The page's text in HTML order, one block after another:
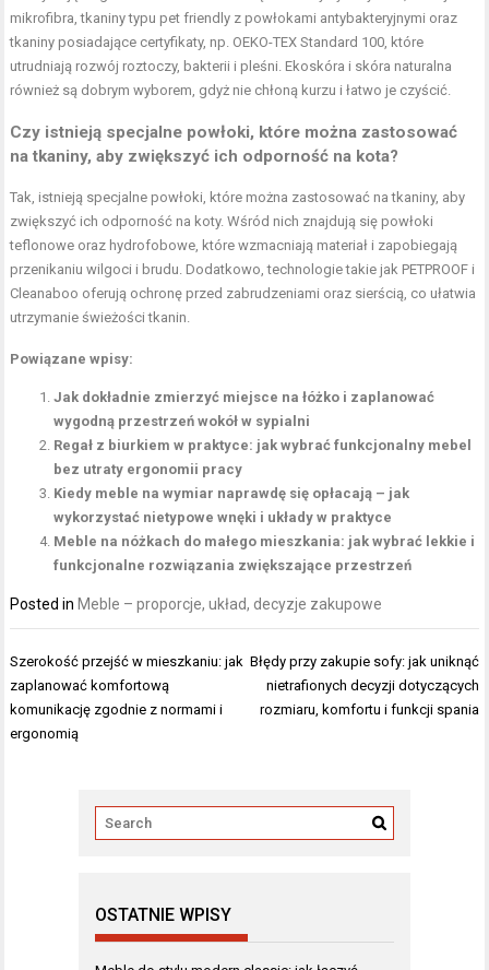
mikrofibra, tkaniny typu pet friendly z powłokami antybakteryjnymi oraz
tkaniny posiadające certyfikaty, np. OEKO-TEX Standard 100, które
utrudniają rozwój roztoczy, bakterii i pleśni. Ekoskóra i skóra naturalna
również są dobrym wyborem, gdyż nie chłoną kurzu i łatwo je czyścić.
Czy istnieją specjalne powłoki, które można zastosować
na tkaniny, aby zwiększyć ich odporność na kota?
Tak, istnieją specjalne powłoki, które można zastosować na tkaniny, aby
zwiększyć ich odporność na koty. Wśród nich znajdują się powłoki
teflonowe oraz hydrofobowe, które wzmacniają materiał i zapobiegają
przenikaniu wilgoci i brudu. Dodatkowo, technologie takie jak PETPROOF i
Cleanaboo oferują ochronę przed zabrudzeniami oraz sierścią, co ułatwia
utrzymanie świeżości tkanin.
Powiązane wpisy:
Jak dokładnie zmierzyć miejsce na łóżko i zaplanować
wygodną przestrzeń wokół w sypialni
Regał z biurkiem w praktyce: jak wybrać funkcjonalny mebel
bez utraty ergonomii pracy
Kiedy meble na wymiar naprawdę się opłacają – jak
wykorzystać nietypowe wnęki i układy w praktyce
Meble na nóżkach do małego mieszkania: jak wybrać lekkie i
funkcjonalne rozwiązania zwiększające przestrzeń
Posted in Meble – proporcje, układ, decyzje zakupowe
Nawigacja
wpisu
Szerokość przejść w mieszkaniu: jak
zaplanować komfortową
komunikację zgodnie z normami i
ergonomią
Błędy przy zakupie sofy: jak uniknąć
nietrafionych decyzji dotyczących
rozmiaru, komfortu i funkcji spania
OSTATNIE WPISY